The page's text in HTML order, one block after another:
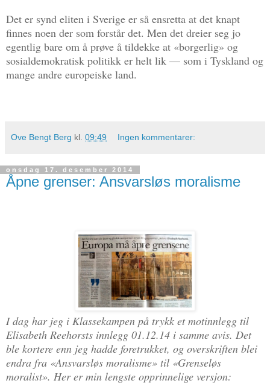
Det er synd eliten i Sverige er så ensretta at det knapt
finnes noen der som forstår det. Men det dreier seg jo
egentlig bare om å prøve å tildekke at «borgerlig» og
sosialdemokratisk politikk er helt lik — som i Tyskland og
mange andre europeiske land.
Ove Bengt Berg kl. 09:49 Ingen kommentarer:
onsdag 17. desember 2014
Åpne grenser: Ansvarsløs moralisme
I dag har jeg i Klassekampen på trykk et motinnlegg til
Elisabeth Reehorsts innlegg 01.12.14 i samme avis. Det
ble kortere enn jeg hadde foretrukket, og overskriften blei
endra fra «Ansvarsløs moralisme» til «Grenseløs
moralist». Her er min lengste opprinnelige versjon: